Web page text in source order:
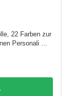
22 Farben zur
Personali ...